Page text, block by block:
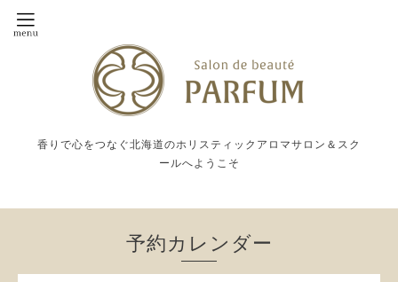
香りで心をつなぐ北海道のホリスティックアロマサロン＆スク
ールへようこそ
予約カレンダー